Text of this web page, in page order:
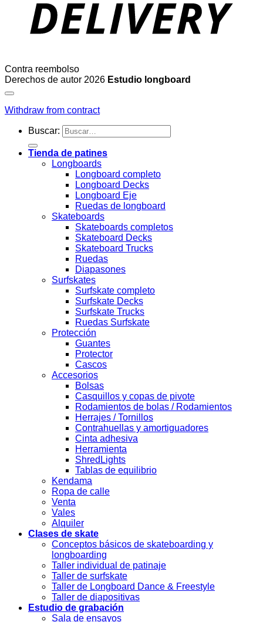
Contra reembolso
Derechos de autor 2026 Estudio longboard
Withdraw from contract
Buscar:
Tienda de patines
Longboards
Longboard completo
Longboard Decks
Longboard Eje
Ruedas de longboard
Skateboards
Skateboards completos
Skateboard Decks
Skateboard Trucks
Ruedas
Diapasones
Surfskates
Surfskate completo
Surfskate Decks
Surfskate Trucks
Ruedas Surfskate
Protección
Guantes
Protector
Cascos
Accesorios
Bolsas
Casquillos y copas de pivote
Rodamientos de bolas / Rodamientos
Herrajes / Tornillos
Contrahuellas y amortiguadores
Cinta adhesiva
Herramienta
ShredLights
Tablas de equilibrio
Kendama
Ropa de calle
Venta
Vales
Alquiler
Clases de skate
Conceptos básicos de skateboarding y
longboarding
Taller individual de patinaje
Taller de surfskate
Taller de Longboard Dance & Freestyle
Taller de diapositivas
Estudio de grabación
Sala de ensayos